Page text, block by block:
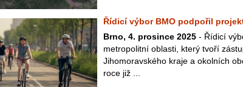
Řídicí výbor BMO podpořil
Brno, 4. prosince 2025 - Řídicí
metropolitní oblasti, který tvoří
Jihomoravského kraje a okolních
roce již ...